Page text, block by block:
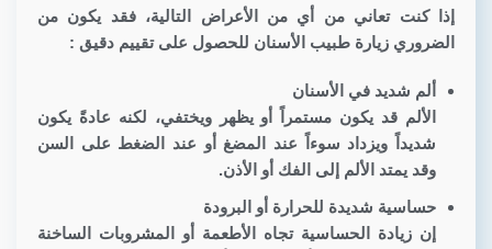
إذا كنت تعاني من أي من الأعراض التالية، فقد يكون من
الضروري زيارة طبيب الأسنان للحصول على تقييم دقيق :
ألم شديد في الأسنان
الألم قد يكون مستمراً أو يظهر ويختفي، لكنه عادةً يكون
شديداً ويزداد سوءاً عند المضغ أو عند الضغط على السن
وقد يمتد الألم إلى الفك أو الأذن.
حساسية شديدة للحرارة أو البرودة
إن زيادة الحساسية تجاه الأطعمة أو المشروبات الساخنة